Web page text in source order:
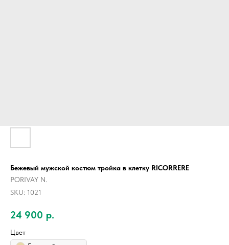
Бежевый мужской костюм тройка в клетку RICORRERE
PORIVAY N.
SKU: 1021
24 900 р.
Цвет